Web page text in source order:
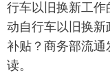
旅游
看天下
行车以旧换新工作
动自行车以旧换
补贴？商务部流
读。